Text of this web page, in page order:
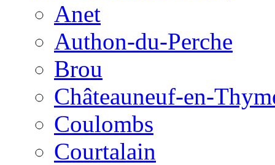
Anet
Authon-du-Perche
Brou
Châteauneuf-en-
Coulombs
Courtalain